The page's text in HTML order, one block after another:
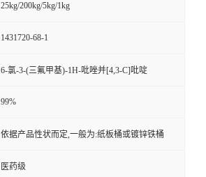
25kg/200kg/5kg/1kg
1431720-68-1
6-氯-3-(三氟甲基)-1H-吡唑并[4,3-C]吡啶
99%
依据产品性状而定,一般为:纸板桶或镀锌铁桶
医药级